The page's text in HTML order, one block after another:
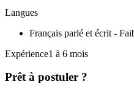
Langues
Français parlé et écrit -
Expérience1 à 6 mois
Prêt à postuler ?